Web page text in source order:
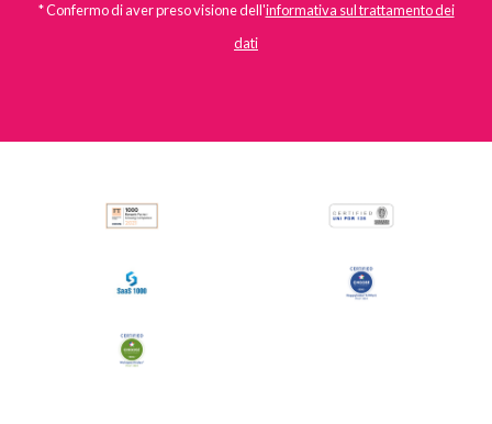
* Confermo di aver preso visione dell'informativa sul trattamento dei
dati